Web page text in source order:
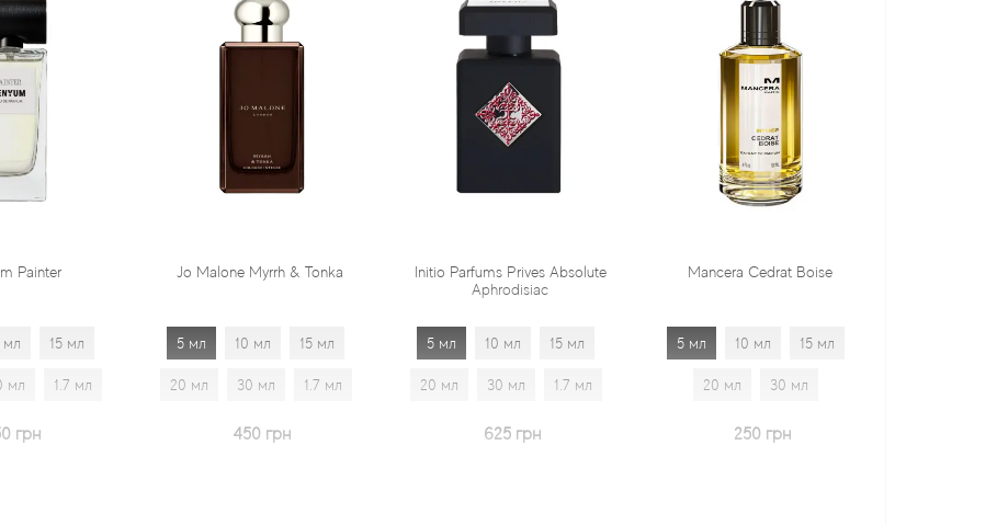
Jo Malone Myrrh & Tonka
10 мл 15 мл
20 мл 30 мл 1.7 мл
Initio Parfums Prives Absolute
10 мл 15 мл
20 мл 30 мл 1.7 мл
Mancera Cedrat Boise
10 мл 15 мл
30 мл